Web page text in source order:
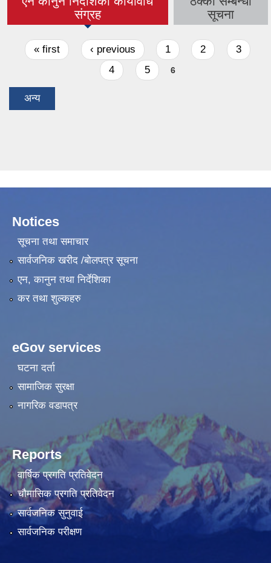
संग्रह
(active tab)
सूचना
Pages
« first ‹ previous 1 2
3
4
5 6
अन्य
Notices
सूचना तथा समाचार
सार्वजनिक खरीद /बोलपत्र सूचना
एन, कानुन तथा निर्देशिका
कर तथा शुल्कहरु
eGov services
घटना दर्ता
सामाजिक सुरक्षा
नागरिक वडापत्र
Reports
वार्षिक प्रगति प्रतिवेदन
चौमासिक प्रगति प्रतिवेदन
सार्वजनिक सुनुवाई
सार्वजनिक परीक्षण